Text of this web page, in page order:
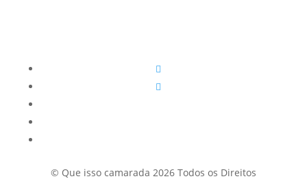
© Que isso camarada 2026 Todos os Direitos